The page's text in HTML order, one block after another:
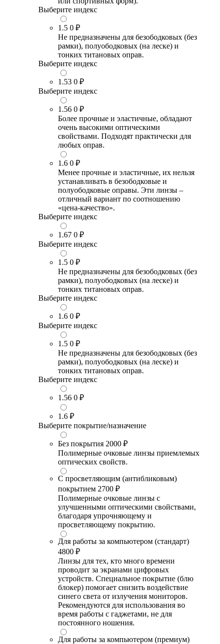
Выберите индекс
1.5 0 ₽
Не предназначены для безободковых (без
рамки), полуободковых (на леске) и
тонких титановых оправ.
Выберите индекс
1.53 0 ₽
Выберите индекс
1.56 0 ₽
Более прочные и эластичные, обладают
очень высокими оптическими
свойствами. Подходят практически для
любых оправ.
1.6 0 ₽
Менее прочные и эластичные, их нельзя
устанавливать в безободковые и
полуободковые оправы. Эти линзы –
отличный вариант по соотношению
«цена-качество».
Выберите индекс
1.67 0 ₽
Выберите индекс
1.5 0 ₽
Не предназначены для безободковых (без
рамки), полуободковых (на леске) и
тонких титановых оправ.
Выберите индекс
1.6 0 ₽
Выберите индекс
1.5 0 ₽
Не предназначены для безободковых (без
рамки), полуободковых (на леске) и
тонких титановых оправ.
Выберите индекс
1.56 0 ₽
1.6 ₽
Выберите покрытие/назначение
Без покрытия 2000 ₽
Полимерные очковые линзы приемлемых
оптических свойств.
С просветляющим (антибликовым)
покрытием 2700 ₽
Полимерные очковые линзы с
улучшенными оптическими свойствами,
благодаря упрочняющему и
просветляющему покрытию.
Для работы за компьютером (стандарт)
4800 ₽
Линзы для тех, кто много времени
проводит за экранами цифровых
устройств. Специальное покрытие (блю
блокер) помогает снизить воздействие
синего света от излучения мониторов.
Рекомендуются для использования во
время работы с гаджетами, не для
постоянного ношения.
Для работы за компьютером (премиум)